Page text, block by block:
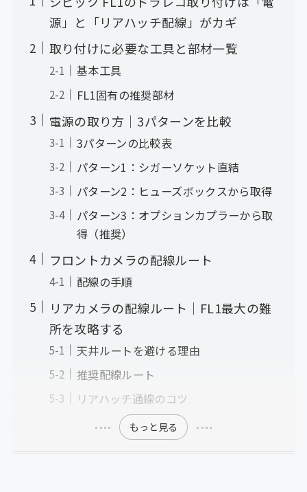
源」と「リアハッチ配線」がカギ
取り付けに必要な工具と部材一覧
基本工具
FL1固有の推奨部材
電源の取り方｜3パターンを比較
3パターンの比較表
パターン1：シガーソケット直結
パターン2：ヒューズボックスから取得
パターン3：オプションカプラーから取
得（推奨）
フロントカメラの配線ルート
配線の手順
リアカメラの配線ルート｜FL1最大の難
所を攻略する
天井ルートを避ける理由
推奨配線ルート
リアハッチ通線のコツ
もっと見る